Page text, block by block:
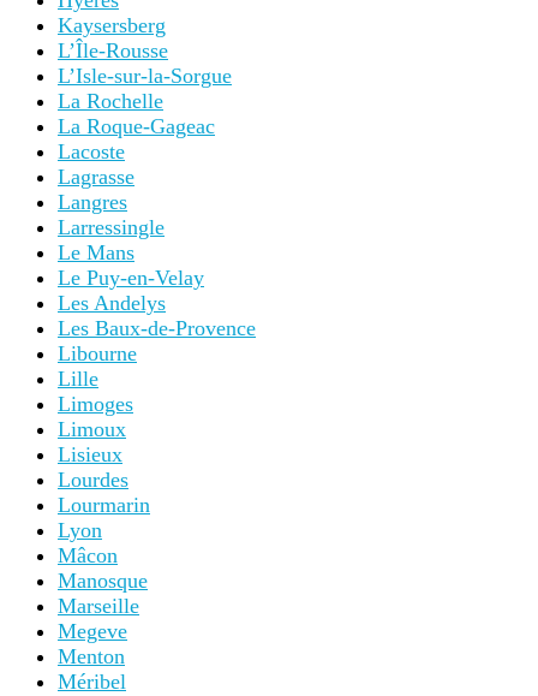
Kaysersberg
L’Île-Rousse
L’Isle-sur-la-Sorgue
La Rochelle
La Roque-Gageac
Lacoste
Lagrasse
Langres
Larressingle
Le Mans
Le Puy-en-Velay
Les Andelys
Les Baux-de-Provence
Libourne
Lille
Limoges
Limoux
Lisieux
Lourdes
Lourmarin
Lyon
Mâcon
Manosque
Marseille
Megeve
Menton
Méribel